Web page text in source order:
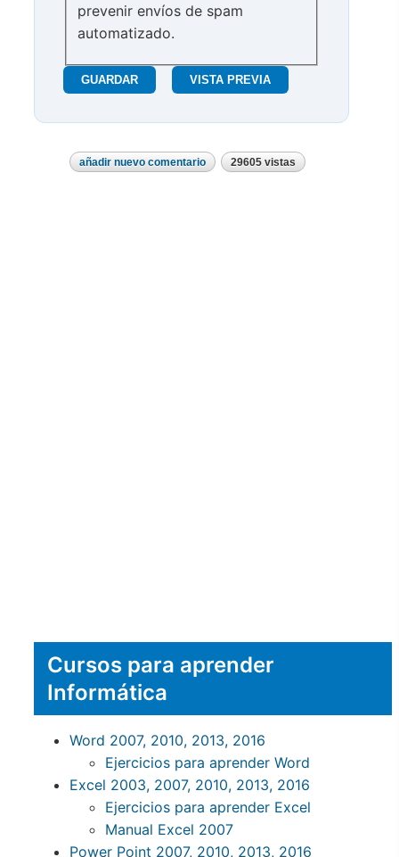
prevenir envíos de spam
automatizado.
añadir nuevo comentario 29605 vistas
Cursos para aprender
Informática
Word 2007, 2010, 2013, 2016
Ejercicios para aprender Word
Excel 2003, 2007, 2010, 2013, 2016
Ejercicios para aprender Excel
Manual Excel 2007
Power Point 2007, 2010, 2013, 2016